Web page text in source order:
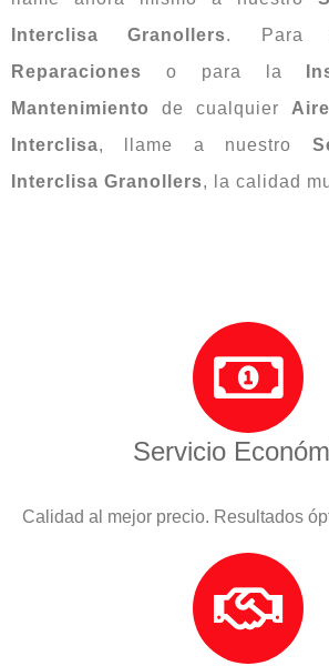
Interclisa Granollers. Para
Reparaciones o para la
Mantenimiento
de cualquier
Interclisa, llame a nuestro
Interclisa Granollers, la calidad
Servicio
Calidad al mejor precio. Resultados